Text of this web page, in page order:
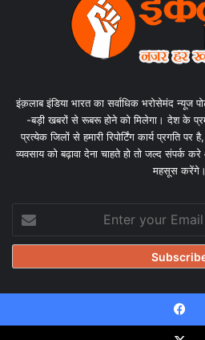
इंक़लाब इंडिया भारत का सर्वाधिक भरोसेमंद न्यूज
-बड़ी खबरों से रूबरू होने को मिलेगा। देश के
प्रत्येक जिलों से हमारी रिपोर्टिंग कार्य प्रगति
व्यवसाय को बढ़ावा देना चाहते हो तो जल्द संपर्क
महसूस करेंगे।
your
Email
© Copyright 2026, All Rights
Facebook